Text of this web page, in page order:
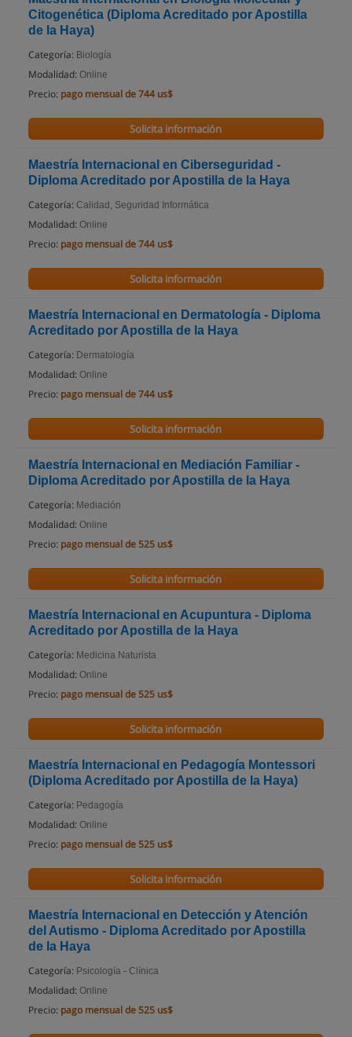
Citogenética (Diploma Acreditado por Apostilla
de la Haya)
Categoría: Biología
Modalidad: Online
Precio: pago mensual de 744 us$
Solicita información
Maestría Internacional en Ciberseguridad -
Diploma Acreditado por Apostilla de la Haya
Categoría: Calidad, Seguridad Informática
Modalidad: Online
Precio: pago mensual de 744 us$
Solicita información
Maestría Internacional en Dermatología - Diploma
Acreditado por Apostilla de la Haya
Categoría: Dermatología
Modalidad: Online
Precio: pago mensual de 744 us$
Solicita información
Maestría Internacional en Mediación Familiar -
Diploma Acreditado por Apostilla de la Haya
Categoría: Mediación
Modalidad: Online
Precio: pago mensual de 525 us$
Solicita información
Maestría Internacional en Acupuntura - Diploma
Acreditado por Apostilla de la Haya
Categoría: Medicina Naturista
Modalidad: Online
Precio: pago mensual de 525 us$
Solicita información
Maestría Internacional en Pedagogía Montessori
(Diploma Acreditado por Apostilla de la Haya)
Categoría: Pedagogía
Modalidad: Online
Precio: pago mensual de 525 us$
Solicita información
Maestría Internacional en Detección y Atención
del Autismo - Diploma Acreditado por Apostilla
de la Haya
Categoría: Psicología - Clínica
Modalidad: Online
Precio: pago mensual de 525 us$